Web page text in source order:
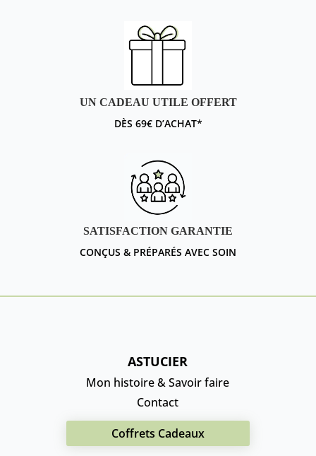
UN CADEAU UTILE OFFERT
DÈS 69€ D’ACHAT*
SATISFACTION GARANTIE
CONÇUS & PRÉPARÉS AVEC SOIN
ASTUCIER
Mon histoire & Savoir faire
Contact
Coffrets Cadeaux